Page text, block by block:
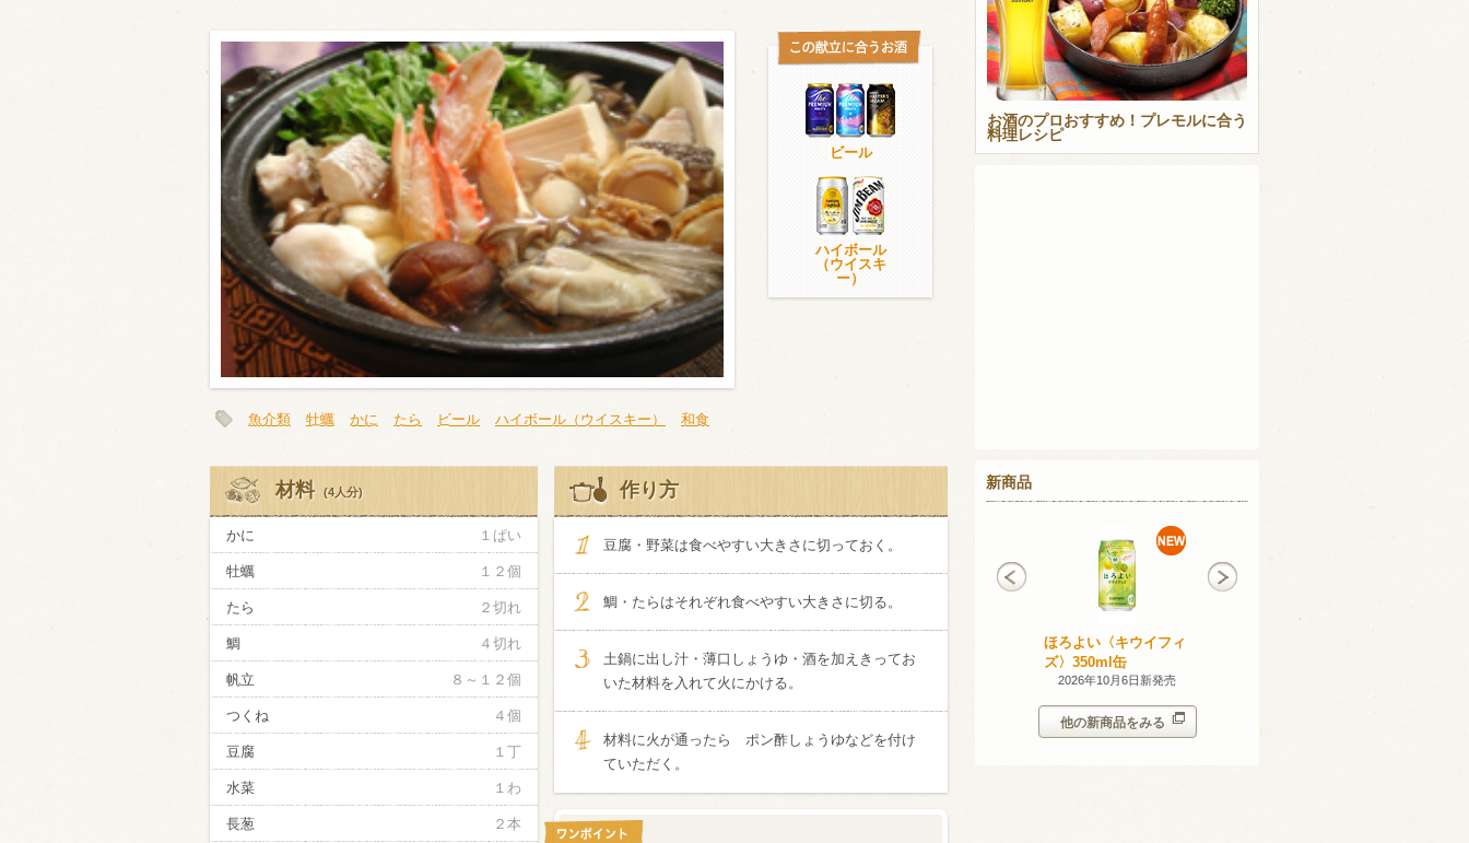
卵・乳製品 豆腐・豆類 加工食品系 くだもの
お米・麺
類・穀物
その他
ビール ハイボール（ウイスキー） ウイスキー・ブランデー 焼酎
赤ワイン 白ワイン
検索
ビール
ハイボール
（ウイスキ
ー）
魚介類 牡蠣 かに たら ビール ハイボール（ウイスキー） 和食
材料 (4人分)
かに １ぱい
牡蠣 １２個
たら ２切れ
鯛 ４切れ
帆立 ８～１２個
つくね ４個
豆腐 １丁
水菜 １わ
長葱 ２本
作り方
豆腐・野菜は食べやすい大きさに切っておく。
鯛・たらはそれぞれ食べやすい大きさに切る。
土鍋に出し汁・薄口しょうゆ・酒を加えきってお
いた材料を入れて火にかける。
材料に火が通ったら ポン酢しょうゆなどを付け
ていただく。
お酒のプロおすすめ！プレモルに合う
料理レシピ
新商品
ほろよい〈キウイフィ
ズ〉350ml缶
2026年10月6日新発売
いしいワイン。スパー
他の新商品をみる